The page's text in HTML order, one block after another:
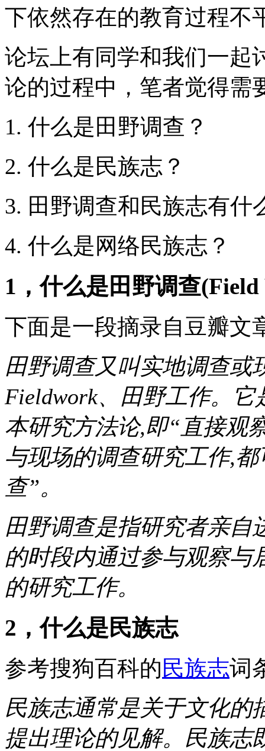
下依然存在的教育过程不
论坛上有同学和我们一起
论的过程中，笔者觉得需
1. 什么是田野调查？
2. 什么是民族志？
3. 田野调查和民族志有什
4. 什么是网络民族志？
1，什么是田野调查
下面是一段摘录自豆瓣文
田野调查又叫实地调查或
Fieldwork、田野工作。
本研究方法论,即“直接观
与现场的调查研究工作,
查”。
田野调查是指研究者亲自
的时段内通过参与观察与
的研究工作。
2，什么是民族志
参考搜狗百科的 民族志词
民族志通常是关于文化的
提出理论的见解。民族志